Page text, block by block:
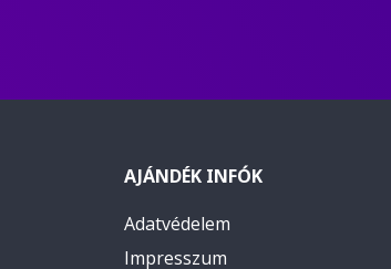
AJÁNDÉK INFÓK
Adatvédelem
Impresszum